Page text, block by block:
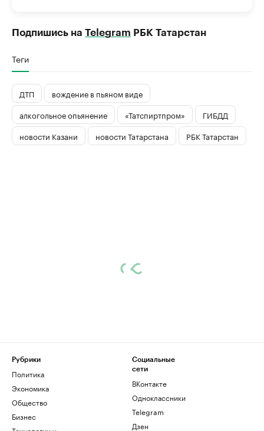
Подпишись на Telegram РБК Татарстан
Теги
ДТП
вождение в пьяном виде
алкогольное опьянение
«Татспиртпром»
ГИБДД
новости Казани
новости Татарстана РБК Татарстан
Рубрики
Политика
Экономика
Общество
Бизнес
Социальные
сети
ВКонтакте
Одноклассники
Telegram
Дзен